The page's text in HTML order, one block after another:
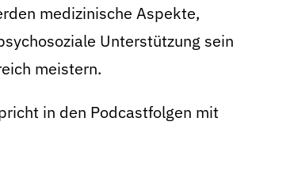
medizinische Aspekte,
Unterstützung sein
meistern.
in den Podcastfolgen mit